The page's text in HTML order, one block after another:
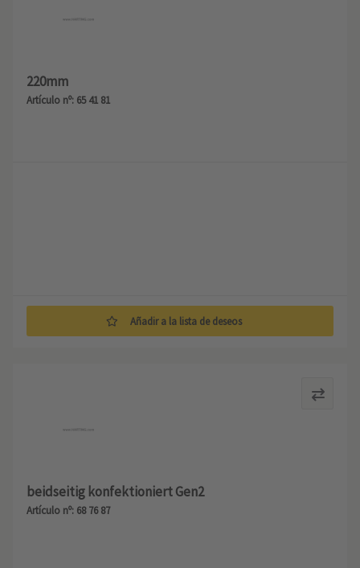
220mm
Artículo nº: 65 41 81
Añadir a la lista de deseos
beidseitig konfektioniert Gen2
Artículo nº: 68 76 87